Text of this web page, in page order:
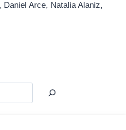
Arce, Natalia Alaniz,